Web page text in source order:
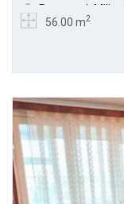
Bucuresti,
56.00 m2